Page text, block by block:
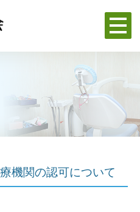
機関の認可について